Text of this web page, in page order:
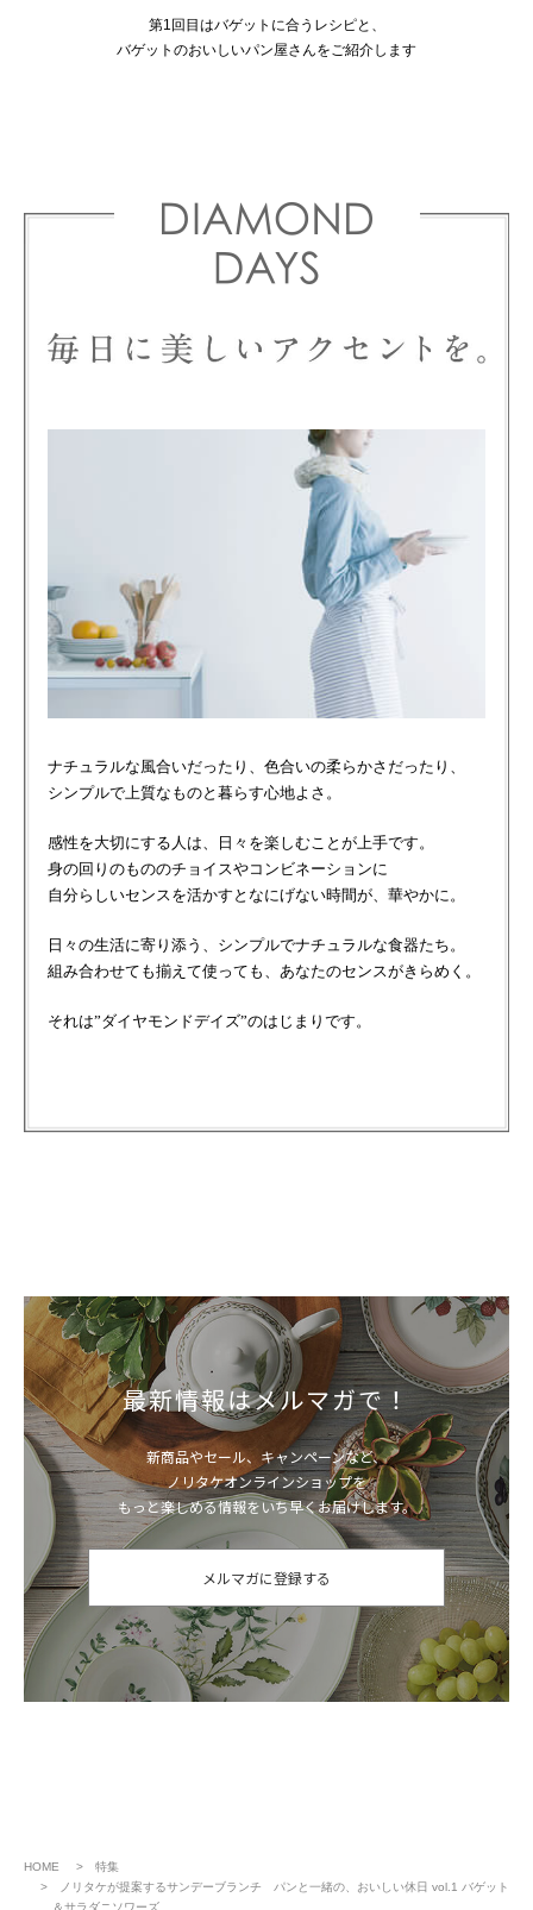
第1回目はバゲットに合うレシピと、
バゲットのおいしいパン屋さんをご紹介します
ナチュラルな風合いだったり、色合いの柔らかさだったり、
シンプルで上質なものと暮らす心地よさ。
感性を大切にする人は、日々を楽しむことが上手です。
身の回りのもののチョイスやコンビネーションに
自分らしいセンスを活かすとなにげない時間が、華やかに。
日々の生活に寄り添う、シンプルでナチュラルな食器たち。
組み合わせても揃えて使っても、あなたのセンスがきらめく。
それは”ダイヤモンドデイズ”のはじまりです。
最新情報はメルマガで！
新商品やセール、キャンペーンなど、
ノリタケオンラインショップを
もっと楽しめる情報をいち早くお届けします。
メルマガに登録する
HOME
特集
ノリタケが提案するサンデーブランチ パンと一緒の、おいしい休日 vol.1 バゲット
＆サラダニソワーズ